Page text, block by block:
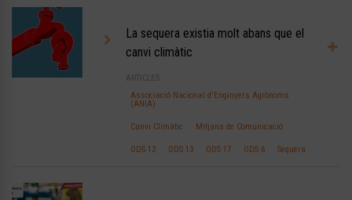
La sequera existia molt abans que el
canvi climàtic
ARTICLES
Associació Nacional d'Enginyers Agrònoms
(ANIA)
Canvi Climàtic Mitjans de Comunicació
ODS 12 ODS 13 ODS 17 ODS 6 Sequera